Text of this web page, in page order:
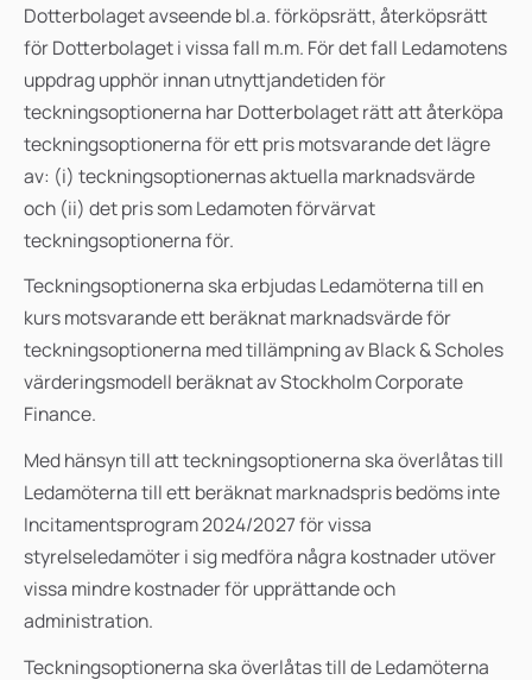
Dotterbolaget avseende bl.a. förköpsrätt, återköpsrätt
för Dotterbolaget i vissa fall m.m. För det fall Ledamotens
uppdrag upphör innan utnyttjandetiden för
teckningsoptionerna har Dotterbolaget rätt att återköpa
teckningsoptionerna för ett pris motsvarande det lägre
av: (i) teckningsoptionernas aktuella marknadsvärde
och (ii) det pris som Ledamoten förvärvat
teckningsoptionerna för.
Teckningsoptionerna ska erbjudas Ledamöterna till en
kurs motsvarande ett beräknat marknadsvärde för
teckningsoptionerna med tillämpning av Black & Scholes
värderingsmodell beräknat av Stockholm Corporate
Finance.
Med hänsyn till att teckningsoptionerna ska överlåtas till
Ledamöterna till ett beräknat marknadspris bedöms inte
Incitamentsprogram 2024/2027 för vissa
styrelseledamöter i sig medföra några kostnader utöver
vissa mindre kostnader för upprättande och
administration.
Teckningsoptionerna ska överlåtas till de Ledamöterna